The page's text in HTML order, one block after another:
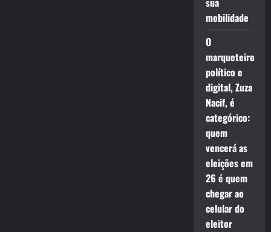
mobilidade
O
marqueteiro
político e
digital, Zuza
Nacif, é
categórico:
quem
vencerá as
eleições em
26 é quem
chegar ao
celular do
eleitor